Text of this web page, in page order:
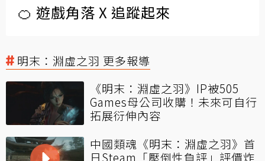
🍊 遊戲角落 X 追蹤起來
明末：淵虛之羽 更多報導
《明末：淵虛之羽》IP被505
Games母公司收購！未來可自行
拓展衍伸內容
中國類魂《明末：淵虛之羽》首
日Steam「壓倒性負評」評價炸